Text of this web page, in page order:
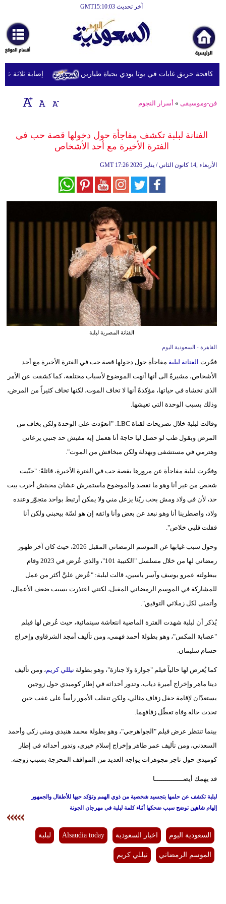
آخر تحديث GMT15:10:03
أخبارعاجلة
رياضة
ثقافة
إقتصاد
وموسيقى
علوم
وتكنولوجيا
مدوَّنات
سيارات
إصابة ثلاثة حريق غابات في يوتا يودي بحياة طيارين
فن-وموسيقى » أسرار النجوم
الفنانة لبلبة تكشف مفاجأة حول دخولها قصة حب في
الفترة الأخيرة مع أحد الأشخاص
GMT 17:26 2026 الأربعاء ,14 كانون الثاني / يناير
الفنانة المصرية لبلبة
القاهرة - السعودية اليوم
فجّرت الفنانة لبلبة مفاجأة حول دخولها قصة حب في الفترة الأخيرة مع أحد
الأشخاص، مشيرةً الى أنها أنهت الموضوع لأسباب مختلفة، كما كشفت عن الأمر
الذي تخشاه في حياتها، مؤكدةً أنها لا تخاف الموت، لكنها تخاف كثيراً من المرض،
وذلك بسبب الوحدة التي تعيشها.
وقالت لبلبة خلال تصريحات لقناة LBC: "اتعوّدت على الوحدة ولكن بخاف من
المرض وبقول طب لو حصل ليا حاجة أنا هعمل إيه مفيش حد جنبي يرعاني
وهترمي في مستشفى وبهدلة ولكن مبخافش من الموت".
وفجّرت لبلبة مفاجأة عن مرورها بقصة حب في الفترة الأخيرة، قائلةً: "حبّيت
شخص من غير أنا وهو ما نقصد والموضوع ماستمرش عشان محبتش أخرب بيت
حد، لأن في ولاد ومش بحب ربّنا يزعل مني ولا يمكن أرتبط بواحد متجوّز وعنده
ولاد، واضطرينا أنا وهو نبعد عن بعض وأنا واثقه إن هو لسّة بيحبني ولكن أنا
قفلت قلبي خلاص".
وحول سبب غيابها عن الموسم الرمضاني المقبل 2026، حيث كان آخر ظهور
رمضاني لها من خلال مسلسل "الكتيبة 101"، والذي عُرض في 2023 وقام
ببطولته عمرو يوسف وآسر ياسين، قالت لبلبة: "عُرض عليَّ أكثر من عمل
للمشاركة في الموسم الرمضاني المقبل، لكنني اعتذرت بسبب ضعف الأعمال،
وأتمنى لكل زملائي التوفيق".
يُذكر أن لبلبة شهدت الفترة الماضية انتعاشة سينمائية، حيث عُرض لها فيلم
"عصابة المكس"، وهو بطولة أحمد فهمي، ومن تأليف أمجد الشرقاوي وإخراج
حسام سليمان.
كما يُعرض لها حالياً فيلم "جوازة ولا جنازة"، وهو بطولة نيللي كريم، ومن تأليف
دينا ماهر وإخراج أميرة دياب، وتدور أحداثه في إطار كوميدي حول زوجين
يستعدّان لإقامة حفل زفاف مثالي، ولكن تنقلب الأمور رأساً على عقب حين
تحدث حالة وفاة تعطّل زفافهما.
بينما تنتظر عرض فيلم "الجواهرجي"، وهو بطولة محمد هنيدي ومنى زكي وأحمد
السعدني، ومن تأليف عمر طاهر وإخراج إسلام خيري، وتدور أحداثه في إطار
كوميدي حول تاجر مجوهرات يواجه العديد من المواقف المحرجة بسبب زوجته.
قد يهمك أيضــــــــــــــا
لبلبة تكشف عن حلمها بتجسيد شخصية من ذوي الهمم وتؤكد حبها للأطفال والجمهور
إلهام شاهين توضح سبب ضحكها أثناء كلمة لبلبة في مهرجان الجونة
السعودية اليوم اخبار السعودية Alsaudia today لبلبة
الموسم الرمضاني نيللي كريم